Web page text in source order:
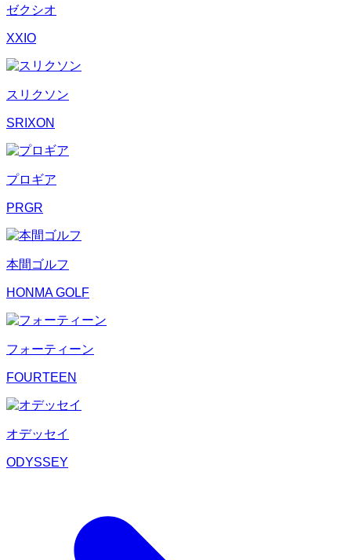
ゼクシオ
XXIO
スリクソン
SRIXON
プロギア
PRGR
本間ゴルフ
HONMA GOLF
フォーティーン
FOURTEEN
オデッセイ
ODYSSEY